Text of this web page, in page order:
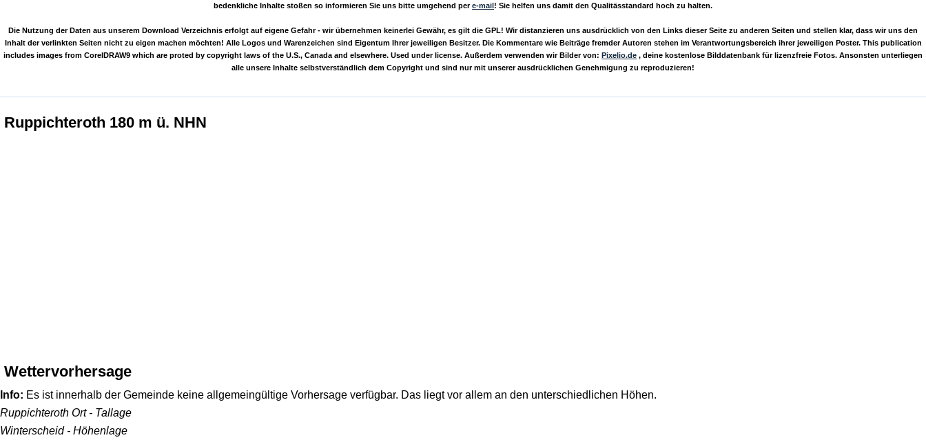
bedenkliche Inhalte stoßen so informieren Sie uns bitte umgehend pere-mail! Sie helfen uns damit den Qualitässtandard hoch zu halten.
Die Nutzung der Daten aus unserem Download Verzeichnis erfolgt auf eigene Gefahr - wir übernehmen keinerlei Gewähr, es gilt die GPL! Wir distanzieren uns ausdrücklich von den Links dieser Seite zu anderen Seiten und stellen klar, dass wir uns den
Inhalt der verlinkten Seiten nicht zu eigen machen möchten! Alle Logos und Warenzeichen sind Eigentum Ihrer jeweiligen Besitzer. Die Kommentare wie Beiträge fremder Autoren stehen im Verantwortungsbereich ihrer jeweiligen Poster. This publication
includes images from CorelDRAW9 which are proted by copyright laws of the U.S., Canada and elsewhere. Used under license. Außerdem verwenden wir Bilder von: Pixelio.de , deine kostenlose Bilddatenbank für lizenzfreie Fotos. Ansonsten unterliegen
alle unsere Inhalte selbstverständlich dem Copyright und sind nur mit unserer ausdrücklichen Genehmigung zu reproduzieren!
Ruppichteroth 180 m ü. NHN
Wettervorhersage
Info: Es ist innerhalb der Gemeinde keine allgemeingültige Vorhersage verfügbar. Das liegt vor allem an den unterschiedlichen Höhen.
Ruppichteroth Ort - Tallage
Winterscheid - Höhenlage